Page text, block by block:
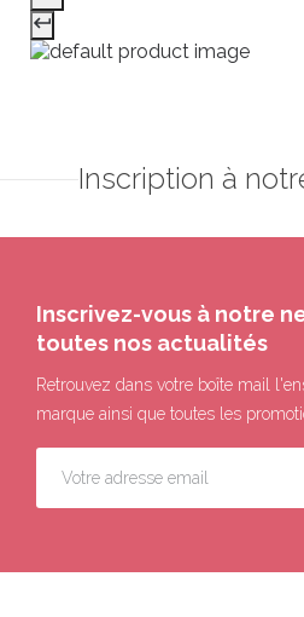
Inscription à
Inscrivez-vous à notre
toutes nos actualités
Retrouvez dans votre boîte mail
marque ainsi que toutes les